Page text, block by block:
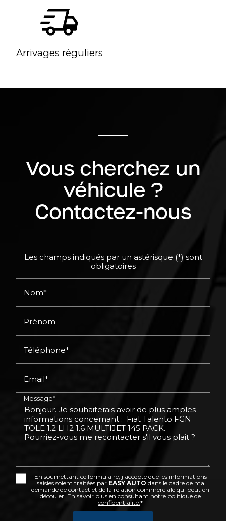
Arrivages réguliers
Vous cherchez un
véhicule ?
Contactez-nous
Les champs indiqués par un astérisque (*) sont
obligatoires
Nom*
Prénom
Téléphone*
Email*
Message*
En soumettant ce formulaire, j'accepte que les informations
saisies soient traitées par EASY AUTO dans le cadre de ma
demande de contact et de la relation commerciale qui peut en
découler. En savoir plus en consultant notre politique de
confidentialité. *